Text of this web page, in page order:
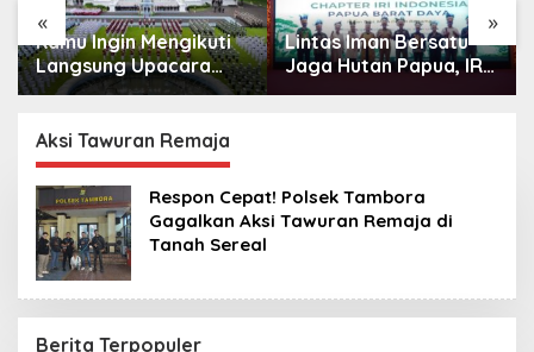
« »
Kamu Ingin Mengikuti
Langsung Upacara
HUT Ke-81
Istana? Ini Link
Pendaftaran Resminya
di Sini
Lintas Iman Bersatu
Jaga Hutan Papua, IRI
Indonesia Resmikan
Aksi Tawuran Remaja
Respon Cepat! Polsek Tambora
Gagalkan Aksi Tawuran Remaja di
Tanah Sereal
Berita Terpopuler